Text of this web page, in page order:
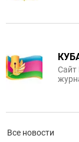
Сайт
Все новости